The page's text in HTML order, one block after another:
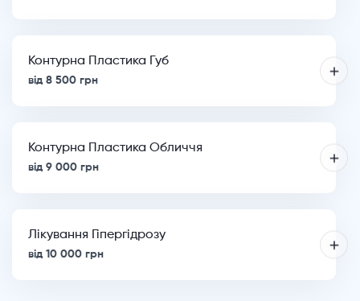
Контурна Пластика Губ
від 8 500 грн
Контурна Пластика Обличчя
від 9 000 грн
Лікування Гіпергідрозу
від 10 000 грн